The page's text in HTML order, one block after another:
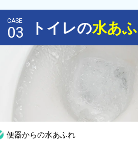
CASE
03 トイレの水あ
便器からの水あふれ